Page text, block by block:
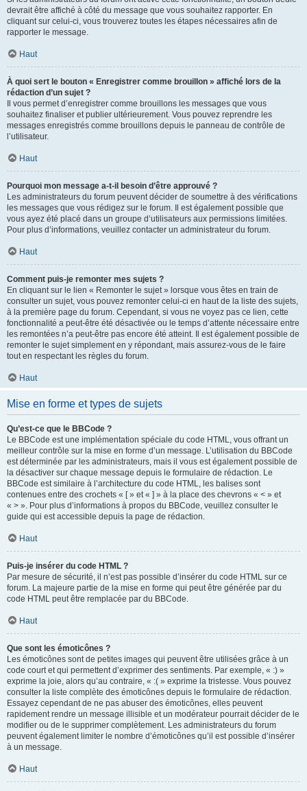
devrait être affiché à côté du message que vous souhaitez rapporter. En
cliquant sur celui-ci, vous trouverez toutes les étapes nécessaires afin de
rapporter le message.
Haut
À quoi sert le bouton « Enregistrer comme brouillon » affiché lors de la
rédaction d’un sujet ?
Il vous permet d’enregistrer comme brouillons les messages que vous
souhaitez finaliser et publier ultérieurement. Vous pouvez reprendre les
messages enregistrés comme brouillons depuis le panneau de contrôle de
l’utilisateur.
Haut
Pourquoi mon message a-t-il besoin d’être approuvé ?
Les administrateurs du forum peuvent décider de soumettre à des vérifications
les messages que vous rédigez sur le forum. Il est également possible que
vous ayez été placé dans un groupe d’utilisateurs aux permissions limitées.
Pour plus d’informations, veuillez contacter un administrateur du forum.
Haut
Comment puis-je remonter mes sujets ?
En cliquant sur le lien « Remonter le sujet » lorsque vous êtes en train de
consulter un sujet, vous pouvez remonter celui-ci en haut de la liste des sujets,
à la première page du forum. Cependant, si vous ne voyez pas ce lien, cette
fonctionnalité a peut-être été désactivée ou le temps d’attente nécessaire entre
les remontées n’a peut-être pas encore été atteint. Il est également possible de
remonter le sujet simplement en y répondant, mais assurez-vous de le faire
tout en respectant les règles du forum.
Haut
Mise en forme et types de sujets
Qu’est-ce que le BBCode ?
Le BBCode est une implémentation spéciale du code HTML, vous offrant un
meilleur contrôle sur la mise en forme d’un message. L’utilisation du BBCode
est déterminée par les administrateurs, mais il vous est également possible de
la désactiver sur chaque message depuis le formulaire de rédaction. Le
BBCode est similaire à l’architecture du code HTML, les balises sont
contenues entre des crochets « [ » et « ] » à la place des chevrons « < » et
« > ». Pour plus d’informations à propos du BBCode, veuillez consulter le
guide qui est accessible depuis la page de rédaction.
Haut
Puis-je insérer du code HTML ?
Par mesure de sécurité, il n’est pas possible d’insérer du code HTML sur ce
forum. La majeure partie de la mise en forme qui peut être générée par du
code HTML peut être remplacée par du BBCode.
Haut
Que sont les émoticônes ?
Les émoticônes sont de petites images qui peuvent être utilisées grâce à un
code court et qui permettent d’exprimer des sentiments. Par exemple, « :) »
exprime la joie, alors qu’au contraire, « :( » exprime la tristesse. Vous pouvez
consulter la liste complète des émoticônes depuis le formulaire de rédaction.
Essayez cependant de ne pas abuser des émoticônes, elles peuvent
rapidement rendre un message illisible et un modérateur pourrait décider de le
modifier ou de le supprimer complètement. Les administrateurs du forum
peuvent également limiter le nombre d’émoticônes qu’il est possible d’insérer
à un message.
Haut